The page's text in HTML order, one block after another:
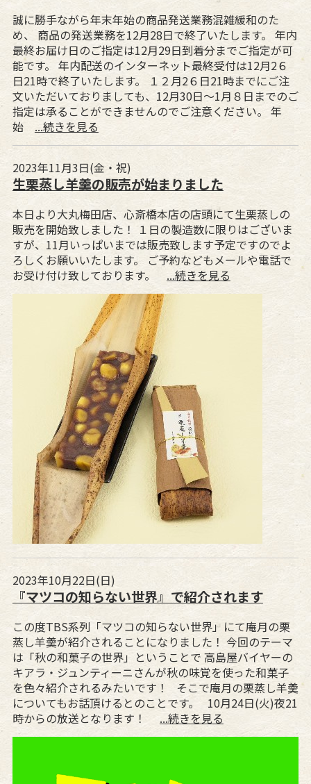
誠に勝手ながら年末年始の商品発送業務混雑緩和のた
め、 商品の発送業務を12月28日で終了いたします。 年内
最終お届け日のご指定は12月29日到着分までご指定が可
能です。 年内配送のインターネット最終受付は12月2６
日21時で終了いたします。 １２月2６日21時までにご注
文いただいておりましても、12月30日～1月８日までのご
指定は承ることができませんのでご注意ください。 年
始 ...続きを見る
2023年11月3日(金・祝)
生栗蒸し羊羹の販売が始まりました
本日より大丸梅田店、心斎橋本店の店頭にて生栗蒸しの
販売を開始致しました！ １日の製造数に限りはございま
すが、11月いっぱいまでは販売致します予定ですのでよ
ろしくお願いいたします。 ご予約などもメールや電話で
お受け付け致しております。 ...続きを見る
2023年10月22日(日)
『マツコの知らない世界』で紹介されます
この度TBS系列「マツコの知らない世界」にて庵月の栗
蒸し羊羮が紹介されることになりました！ 今回のテーマ
は「秋の和菓子の世界」ということで 高島屋バイヤーの
キアラ・ジュンティーニさんが秋の味覚を使った和菓子
を色々紹介されるみたいです！ そこで庵月の栗蒸し羊羮
についてもお話頂けるとのことです。 10月24日(火)夜21
時からの放送となります！ ...続きを見る